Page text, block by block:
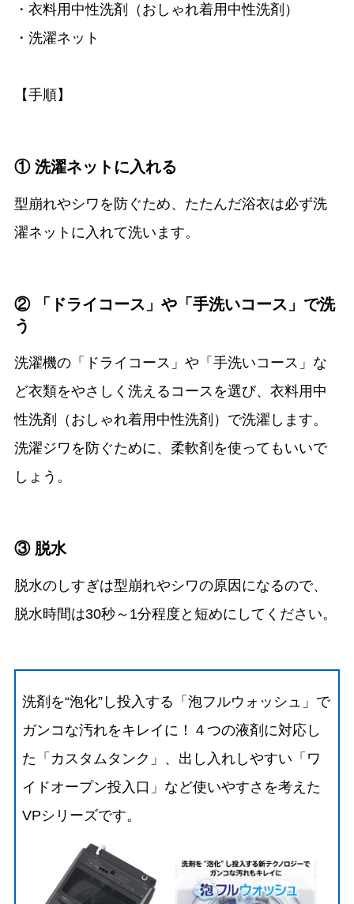
・衣料用中性洗剤（おしゃれ着用中性洗剤）
・洗濯ネット
【手順】
① 洗濯ネットに入れる
型崩れやシワを防ぐため、たたんだ浴衣は必ず洗
濯ネットに入れて洗います。
② 「ドライコース」や「手洗いコース」で洗
う
洗濯機の「ドライコース」や「手洗いコース」な
ど衣類をやさしく洗えるコースを選び、衣料用中
性洗剤（おしゃれ着用中性洗剤）で洗濯します。
洗濯ジワを防ぐために、柔軟剤を使ってもいいで
しょう。
③ 脱水
脱水のしすぎは型崩れやシワの原因になるので、
脱水時間は30秒～1分程度と短めにしてください。
洗剤を“泡化”し投入する「泡フルウォッシュ」で
ガンコな汚れをキレイに！４つの液剤に対応し
た「カスタムタンク」、出し入れしやすい「ワ
イドオープン投入口」など使いやすさを考えた
VPシリーズです。